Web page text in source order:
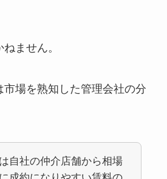
ません。
場を熟知した管理会社の分
自社の仲介店舗から相場